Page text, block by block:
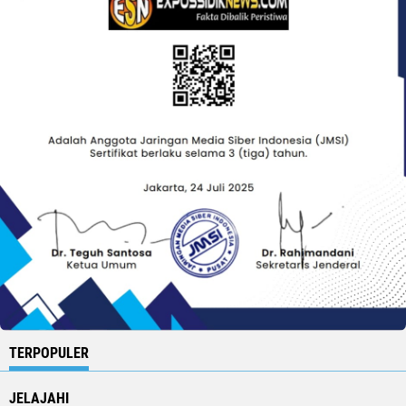
TERPOPULER
JELAJAHI